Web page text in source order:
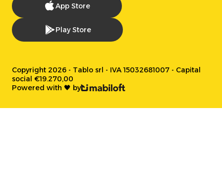
App Store
Play Store
Copyright 2026 - Tablo srl - IVA 15032681007 - Capital
social €19.270,00
Powered with 🖤 by